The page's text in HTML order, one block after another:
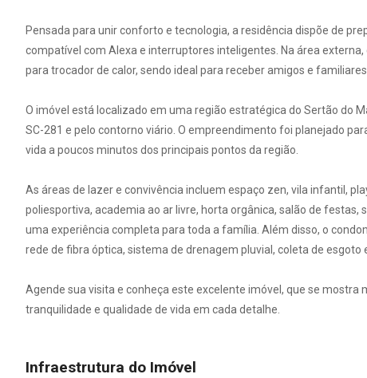
Pensada para unir conforto e tecnologia, a residência dispõe de
compatível com Alexa e interruptores inteligentes. Na área
para trocador de calor, sendo ideal para receber amigos e
O imóvel está localizado em uma região estratégica do Sertão do
SC-281 e pelo contorno viário. O empreendimento foi planejado
vida a poucos minutos dos principais pontos da região.
As áreas de lazer e convivência incluem espaço zen, vila infantil,
poliesportiva, academia ao ar livre, horta orgânica, salão de
uma experiência completa para toda a família. Além disso, o
rede de fibra óptica, sistema de drenagem pluvial, coleta de esgoto
Agende sua visita e conheça este excelente imóvel, que se
tranquilidade e qualidade de vida em cada detalhe.
Infraestrutura do Imóvel